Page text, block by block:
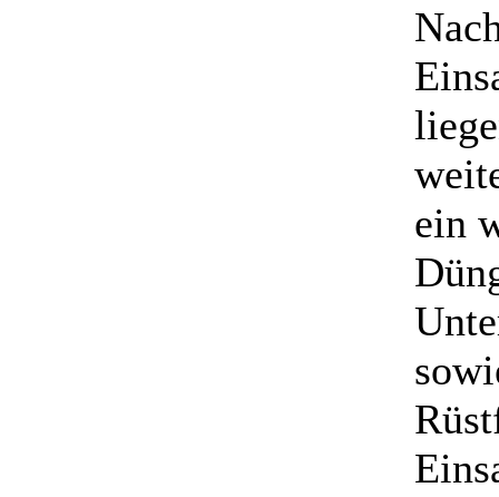
ein